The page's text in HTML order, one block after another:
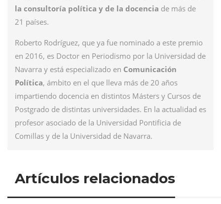
la consultoría política y de la docencia de más de
21 países.
Roberto Rodríguez, que ya fue nominado a este premio
en 2016, es Doctor en Periodismo por la Universidad de
Navarra y está especializado en Comunicación
Política, ámbito en el que lleva más de 20 años
impartiendo docencia en distintos Másters y Cursos de
Postgrado de distintas universidades. En la actualidad es
profesor asociado de la Universidad Pontificia de
Comillas y de la Universidad de Navarra.
Artículos relacionados